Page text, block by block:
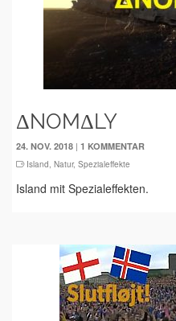
ΔNOMΔLY
24. NOV. 2018 | 1 KOMMENTAR
Island, Natur, Spezialeffekte
Island mit Spezialeffekten.